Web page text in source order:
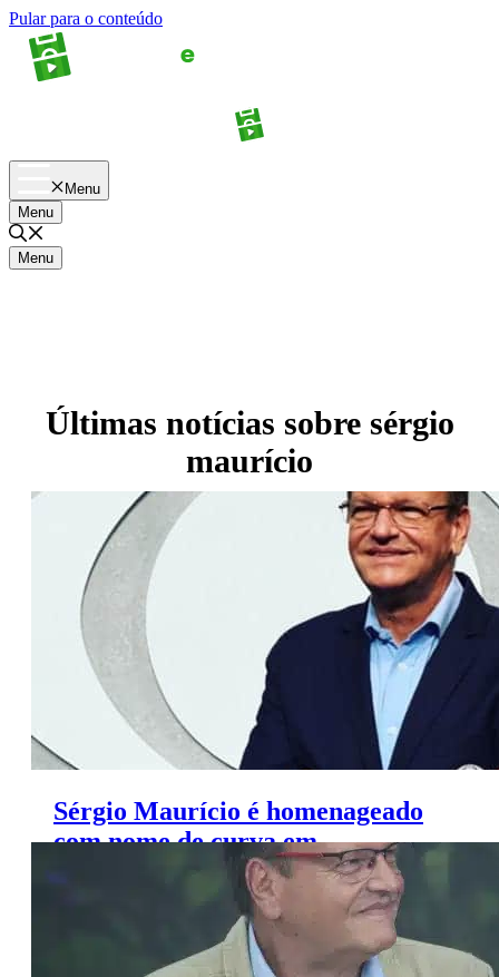
Pular para o conteúdo
Menu
Menu
Menu
Últimas notícias sobre sérgio
maurício
Sérgio Maurício é homenageado
com nome de curva em
autódromo